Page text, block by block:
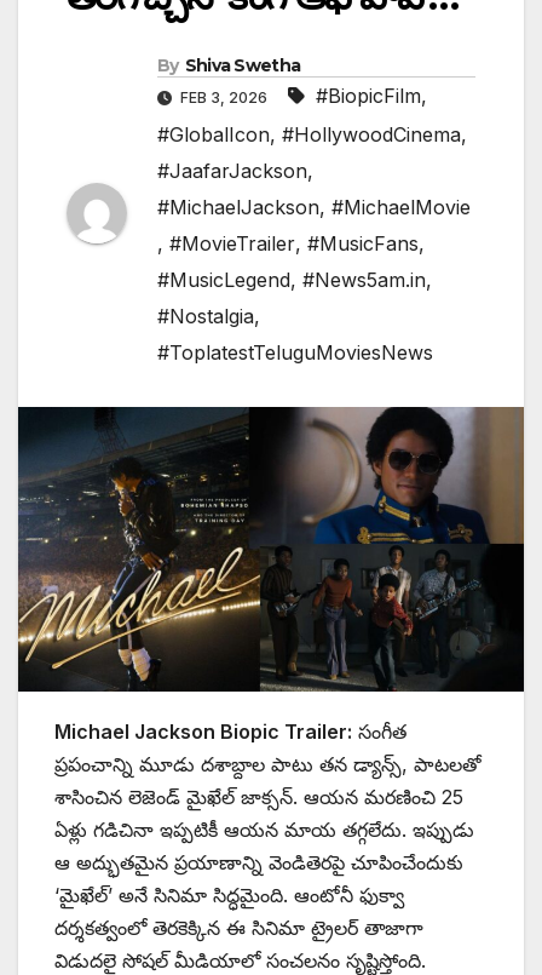
By Shiva Swetha
FEB 3, 2026 #BiopicFilm,
#GlobalIcon, #HollywoodCinema,
#JaafarJackson,
#MichaelJackson, #MichaelMovie
, #MovieTrailer, #MusicFans,
#MusicLegend, #News5am.in,
#Nostalgia,
#ToplatestTeluguMoviesNews
Michael Jackson Biopic Trailer: సంగీత
ప్రపంచాన్ని మూడు దశాబ్దాల పాటు తన డ్యాన్స్‌, పాటలతో
శాసించిన లెజెండ్ మైఖేల్ జాక్సన్. ఆయన మరణించి 25
ఏళ్లు గడిచినా ఇప్పటికీ ఆయన మాయ తగ్గలేదు. ఇప్పుడు
ఆ అద్భుతమైన ప్రయాణాన్ని వెండితెరపై చూపించేందుకు
‘మైఖేల్’ అనే సినిమా సిద్ధమైంది. ఆంటోనీ ఫుక్వా
దర్శకత్వంలో తెరకెక్కిన ఈ సినిమా ట్రైలర్ తాజాగా
విడుదలై సోషల్ మీడియాలో సంచలనం సృష్టిస్తోంది.